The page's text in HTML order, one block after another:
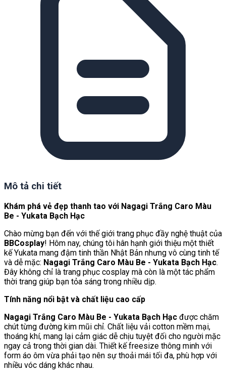
Mô tả chi tiết
Khám phá vẻ đẹp thanh tao với Nagagi Trắng Caro Màu
Be - Yukata Bạch Hạc
Chào mừng bạn đến với thế giới trang phục đầy nghệ thuật của
BBCosplay! Hôm nay, chúng tôi hân hạnh giới thiệu một thiết
kế Yukata mang đậm tinh thần Nhật Bản nhưng vô cùng tinh tế
và dễ mặc: Nagagi Trắng Caro Màu Be - Yukata Bạch Hạc.
Đây không chỉ là trang phục cosplay mà còn là một tác phẩm
thời trang giúp bạn tỏa sáng trong nhiều dịp.
Tính năng nổi bật và chất liệu cao cấp
Nagagi Trắng Caro Màu Be - Yukata Bạch Hạc được chăm
chút từng đường kim mũi chỉ. Chất liệu vải cotton mềm mại,
thoáng khí, mang lại cảm giác dễ chịu tuyệt đối cho người mặc
ngay cả trong thời gian dài. Thiết kế freesize thông minh với
form áo ôm vừa phải tạo nên sự thoải mái tối đa, phù hợp với
nhiều vóc dáng khác nhau.